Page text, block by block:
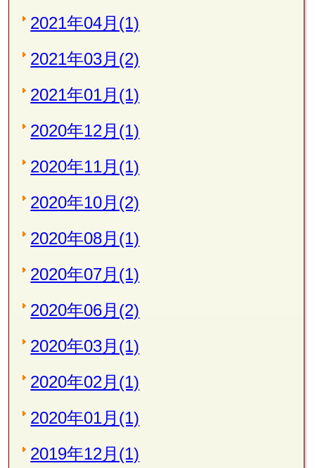
2021年04月(1)
2021年03月(2)
2021年01月(1)
2020年12月(1)
2020年11月(1)
2020年10月(2)
2020年08月(1)
2020年07月(1)
2020年06月(2)
2020年03月(1)
2020年02月(1)
2020年01月(1)
2019年12月(1)